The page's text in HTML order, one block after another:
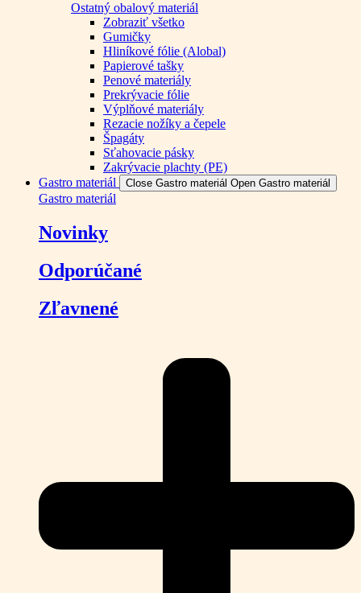
Ostatný obalový materiál
Zobraziť všetko
Gumičky
Hliníkové fólie (Alobal)
Papierové tašky
Penové materiály
Prekrývacie fólie
Výplňové materiály
Rezacie nožíky a čepele
Špagáty
Sťahovacie pásky
Zakrývacie plachty (PE)
Gastro materiál
Close Gastro materiál Open Gastro materiál
Gastro materiál
Novinky
Odporúčané
Zľavnené